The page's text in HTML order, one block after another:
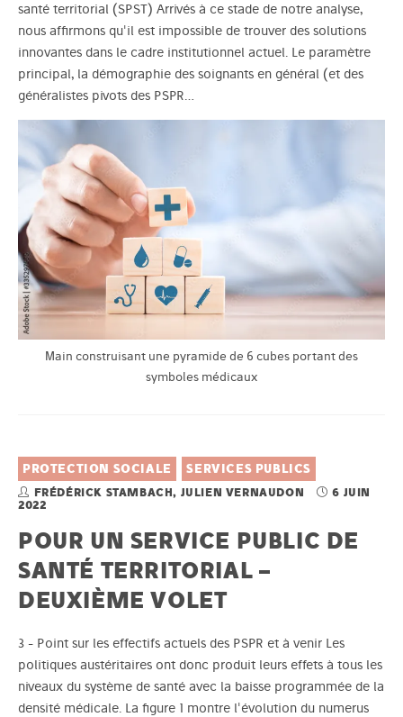
santé territorial (SPST) Arrivés à ce stade de notre analyse,
nous affirmons qu'il est impossible de trouver des solutions
innovantes dans le cadre institutionnel actuel. Le paramètre
principal, la démographie des soignants en général (et des
généralistes pivots des PSPR…
Main construisant une pyramide de 6 cubes portant des
symboles médicaux
PROTECTION SOCIALE SERVICES PUBLICS
FRÉDÉRICK STAMBACH, JULIEN VERNAUDON
6 JUIN
2022
POUR UN SERVICE PUBLIC DE
SANTÉ TERRITORIAL –
DEUXIÈME VOLET
3 - Point sur les effectifs actuels des PSPR et à venir Les
politiques austéritaires ont donc produit leurs effets à tous les
niveaux du système de santé avec la baisse programmée de la
densité médicale. La figure 1 montre l'évolution du numerus